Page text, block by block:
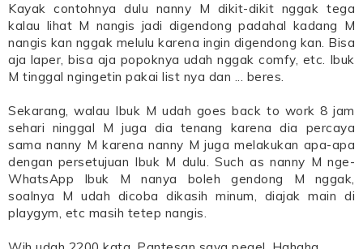
Kayak contohnya dulu nanny M dikit-dikit nggak tega
kalau lihat M nangis jadi digendong padahal kadang M
nangis kan nggak melulu karena ingin digendong kan. Bisa
aja laper, bisa aja popoknya udah nggak comfy, etc. Ibuk
M tinggal ngingetin pakai list nya dan ... beres.
Sekarang, walau Ibuk M udah goes back to work 8 jam
sehari ninggal M juga dia tenang karena dia percaya
sama nanny M karena nanny M juga melakukan apa-apa
dengan persetujuan Ibuk M dulu. Such as nanny M nge-
WhatsApp Ibuk M nanya boleh gendong M nggak,
soalnya M udah dicoba dikasih minum, diajak main di
playgym, etc masih tetep nangis.